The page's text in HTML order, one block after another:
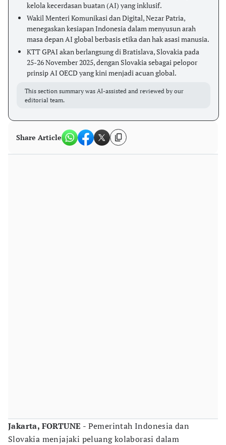
kelola kecerdasan buatan (AI) yang inklusif.
Wakil Menteri Komunikasi dan Digital, Nezar Patria,
menegaskan kesiapan Indonesia dalam menyusun arah
masa depan AI global berbasis etika dan hak asasi manusia.
KTT GPAI akan berlangsung di Bratislava, Slovakia pada
25-26 November 2025, dengan Slovakia sebagai pelopor
prinsip AI OECD yang kini menjadi acuan global.
This section summary was AI-assisted and reviewed by our
editorial team.
Share Article
Jakarta, FORTUNE - Pemerintah Indonesia dan
Slovakia menjajaki peluang kolaborasi dalam